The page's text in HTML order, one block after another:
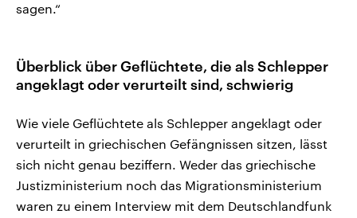
sagen.“
Überblick über Geflüchtete, die als Schlepper
angeklagt oder verurteilt sind, schwierig
Wie viele Geflüchtete als Schlepper angeklagt oder
verurteilt in griechischen Gefängnissen sitzen, lässt
sich nicht genau beziffern. Weder das griechische
Justizministerium noch das Migrationsministerium
waren zu einem Interview mit dem Deutschlandfunk